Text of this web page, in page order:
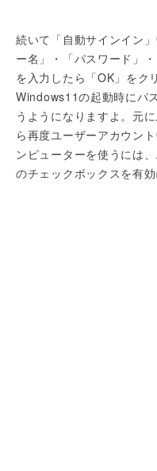
続いて「自動サインイン
ー名」・「パスワード」
を入力したら「OK」をク
Windows11の起動時にパ
うようになりますよ。元
ら再度ユーザーアカウン
ンピューターを使うには
のチェックボックスを有効